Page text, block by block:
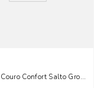
Confort Salto Grosso